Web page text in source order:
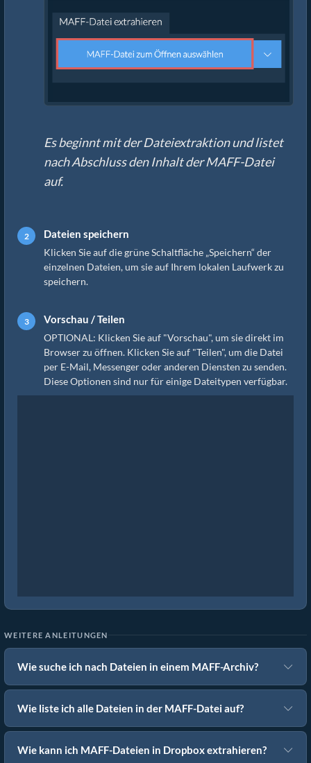
Es beginnt mit der Dateiextraktion und listet
nach Abschluss den Inhalt der MAFF-Datei
auf.
Dateien speichern
Klicken Sie auf die grüne Schaltfläche „Speichern“ der
einzelnen Dateien, um sie auf Ihrem lokalen Laufwerk zu
speichern.
Vorschau / Teilen
OPTIONAL: Klicken Sie auf "Vorschau", um sie direkt im
Browser zu öffnen. Klicken Sie auf "Teilen", um die Datei
per E-Mail, Messenger oder anderen Diensten zu senden.
Diese Optionen sind nur für einige Dateitypen verfügbar.
WEITERE ANLEITUNGEN
Wie suche ich nach Dateien in einem MAFF-Archiv?
Wie liste ich alle Dateien in der MAFF-Datei auf?
Wie kann ich MAFF-Dateien in Dropbox extrahieren?